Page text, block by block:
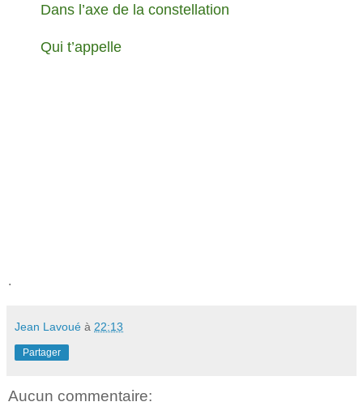
Dans l’axe de la constellation
Qui t’appelle
.
Jean Lavoué à 22:13
Partager
Aucun commentaire: